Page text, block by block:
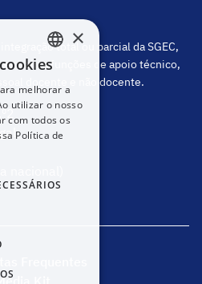
total ou parcial da SGEC,
funções de apoio técnico,
docente e não docente.
nacional)
Kit
PORTUGUESE
ENGLISH
×
melhorar a
utilizar o nosso
com todos os
Política de